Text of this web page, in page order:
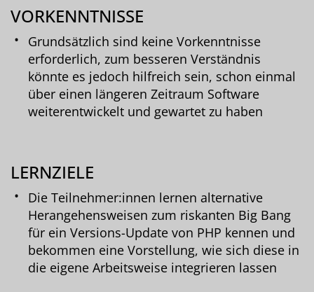
VORKENNTNISSE
Grundsätzlich sind keine Vorkenntnisse
erforderlich, zum besseren Verständnis
könnte es jedoch hilfreich sein, schon einmal
über einen längeren Zeitraum Software
weiterentwickelt und gewartet zu haben
LERNZIELE
Die Teilnehmer:innen lernen alternative
Herangehensweisen zum riskanten Big Bang
für ein Versions-Update von PHP kennen und
bekommen eine Vorstellung, wie sich diese in
die eigene Arbeitsweise integrieren lassen